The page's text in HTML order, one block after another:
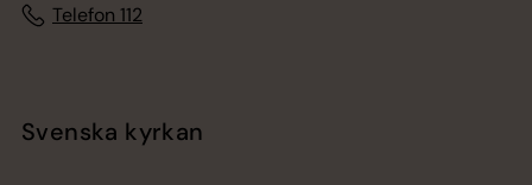
Telefon 112
Svenska kyrkan